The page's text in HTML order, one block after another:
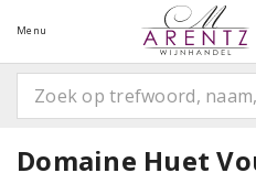
Menu
Domaine Huet